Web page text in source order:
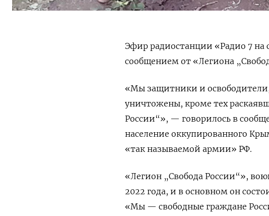
Эфир радиостанции «Радио 7 на
сообщением от «Легиона
«Мы защитники и
уничтожены, кроме тех
России“», — говорилось в
население оккупированного
«так называемой армии» РФ.
«Легион „Свобода России“»,
2022 года, и в основном он
«Мы — свободные граждане